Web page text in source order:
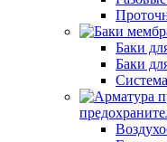
Баки
Баки